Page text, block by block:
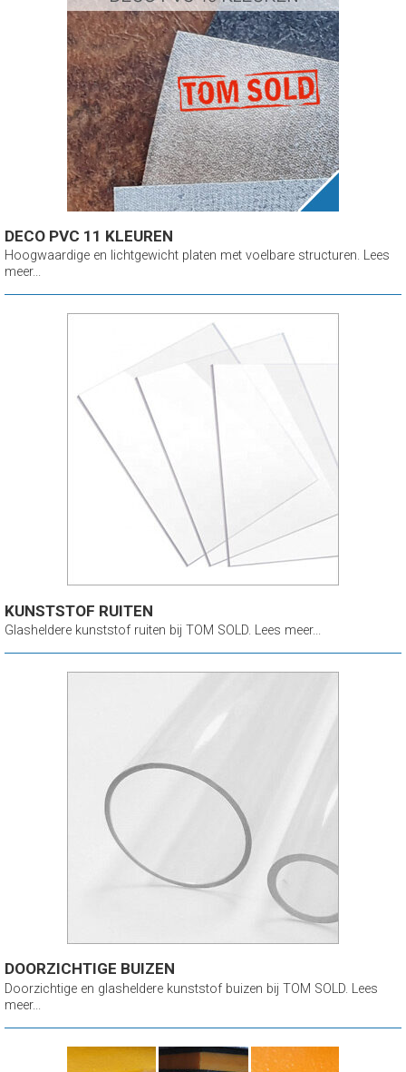
DECO PVC 11 KLEUREN
Hoogwaardige en lichtgewicht platen met voelbare structuren. Lees
meer...
KUNSTSTOF RUITEN
Glasheldere kunststof ruiten bij TOM SOLD. Lees meer...
DOORZICHTIGE BUIZEN
Doorzichtige en glasheldere kunststof buizen bij TOM SOLD. Lees
meer...